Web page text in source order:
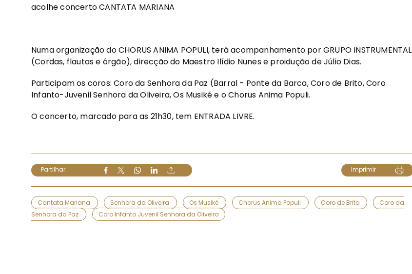
acolhe concerto CANTATA MARIANA
Numa organização do CHORUS ANIMA POPULI, terá acompanhamento por GRUPO INSTRUMENTAL
(Cordas, flautas e órgão), direcção do Maestro Ilídio Nunes e proidução de Júlio Dias.
Participam os coros: Coro da Senhora da Paz (Barral - Ponte da Barca, Coro de Brito, Coro
Infanto-Juvenil Senhora da Oliveira, Os Musiké e o Chorus Anima Populi.
O concerto, marcado para as 21h30, tem ENTRADA LIVRE.
Partilhar Imprimir
Cantata Mariana Senhora da Oliveira Os Musiké Chorus Anima Populi Coro de Brito
Coro da
Senhora da Paz
Coro Infanto Juvenil Senhora da Oliveira